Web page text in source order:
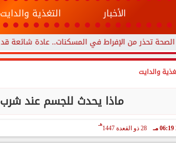
الأخبار التغذية والدايت
من الإفراط في المسكنات.. عادة شائعة قد تضر
والدايت
ماذا يحدث للجسم عند شرب
06:19 مـ 28 ذو القعدة 1447
هـ